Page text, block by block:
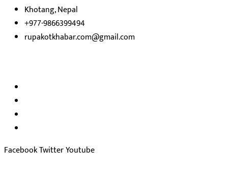
Khotang, Nepal
+977-9866399494
rupakotkhabar.com@gmail.com
FacebookTwitterYoutube